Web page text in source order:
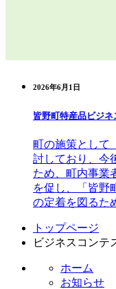
2026年6月1日
皆野町特産品ビジ
町の施策として
討しており、今
ため、町内事業
を促し、「皆野
の定着を図るた
トップページ
ビジネスコンテ
ホーム
お知らせ